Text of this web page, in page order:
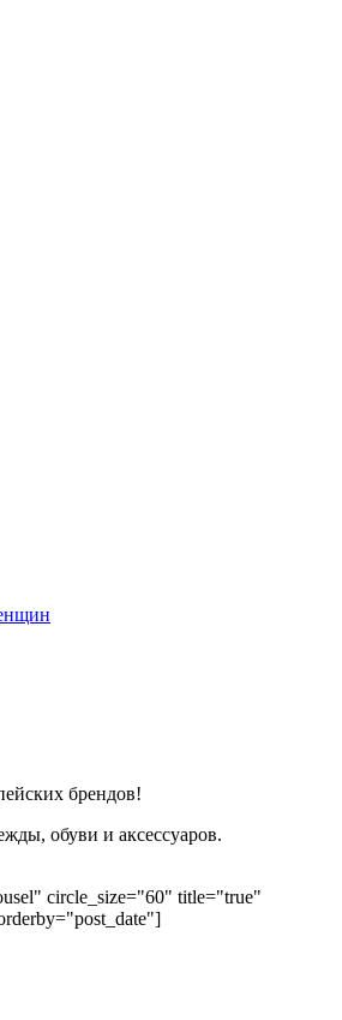
брендов!
обуви и аксессуаров.
circle_size="60" title="true"